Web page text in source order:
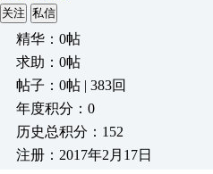
关注 私信
精华：0帖
求助：0帖
帖子：0帖 | 383回
年度积分：0
历史总积分：152
注册：2017年2月17日